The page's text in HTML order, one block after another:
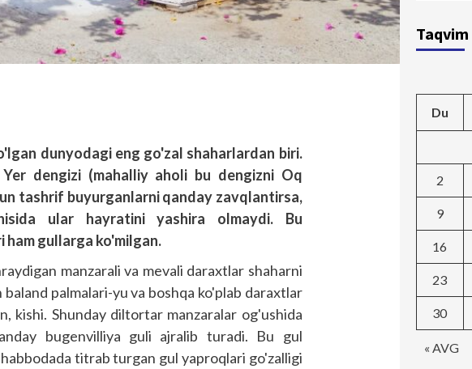
dunyodagi eng go'zal shaharlardan biri.
dengizi (mahalliy aholi bu dengizni Oq
tashrif buyurganlarni qanday zavqlantirsa,
ular hayratini yashira olmaydi. Bu
gullarga ko'milgan.
manzarali va mevali daraxtlar shaharni
palmalari-yu va boshqa ko'plab daraxtlar
kishi. Shunday diltortar manzaralar og'ushida
bugenvilliya guli ajralib turadi. Bu gul
titrab turgan gul yaproqlari go'zalligi
Taqvim
Du
« AVG
2
9
16
23
30